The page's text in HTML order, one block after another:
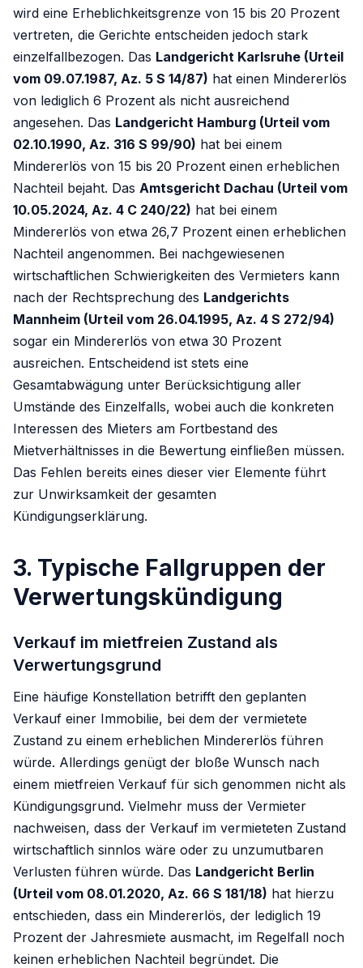
wird eine Erheblichkeitsgrenze von 15 bis 20 Prozent
vertreten, die Gerichte entscheiden jedoch stark
einzelfallbezogen. Das Landgericht Karlsruhe (Urteil
vom 09.07.1987, Az. 5 S 14/87) hat einen Mindererlös
von lediglich 6 Prozent als nicht ausreichend
angesehen. Das Landgericht Hamburg (Urteil vom
02.10.1990, Az. 316 S 99/90) hat bei einem
Mindererlös von 15 bis 20 Prozent einen erheblichen
Nachteil bejaht. Das Amtsgericht Dachau (Urteil vom
10.05.2024, Az. 4 C 240/22) hat bei einem
Mindererlös von etwa 26,7 Prozent einen erheblichen
Nachteil angenommen. Bei nachgewiesenen
wirtschaftlichen Schwierigkeiten des Vermieters kann
nach der Rechtsprechung des Landgerichts
Mannheim (Urteil vom 26.04.1995, Az. 4 S 272/94)
sogar ein Mindererlös von etwa 30 Prozent
ausreichen. Entscheidend ist stets eine
Gesamtabwägung unter Berücksichtigung aller
Umstände des Einzelfalls, wobei auch die konkreten
Interessen des Mieters am Fortbestand des
Mietverhältnisses in die Bewertung einfließen müssen.
Das Fehlen bereits eines dieser vier Elemente führt
zur Unwirksamkeit der gesamten
Kündigungserklärung.
3. Typische Fallgruppen der
Verwertungskündigung
Verkauf im mietfreien Zustand als
Verwertungsgrund
Eine häufige Konstellation betrifft den geplanten
Verkauf einer Immobilie, bei dem der vermietete
Zustand zu einem erheblichen Mindererlös führen
würde. Allerdings genügt der bloße Wunsch nach
einem mietfreien Verkauf für sich genommen nicht als
Kündigungsgrund. Vielmehr muss der Vermieter
nachweisen, dass der Verkauf im vermieteten Zustand
wirtschaftlich sinnlos wäre oder zu unzumutbaren
Verlusten führen würde. Das Landgericht Berlin
(Urteil vom 08.01.2020, Az. 66 S 181/18) hat hierzu
entschieden, dass ein Mindererlös, der lediglich 19
Prozent der Jahresmiete ausmacht, im Regelfall noch
keinen erheblichen Nachteil begründet. Die